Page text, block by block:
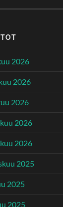
2026
2026
2026
2026
2026
2025
2025
2025